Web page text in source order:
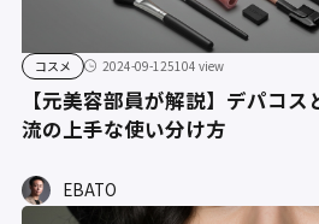
コスメ 2024-09-125104 view
【元美容部員が解説】デパコ
流の上手な使い分け方
EBATO